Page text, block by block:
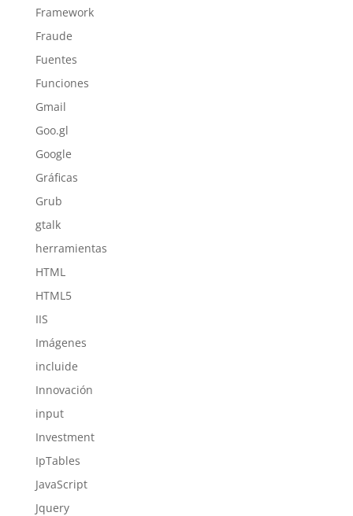
Framework
Fraude
Fuentes
Funciones
Gmail
Goo.gl
Google
Gráficas
Grub
gtalk
herramientas
HTML
HTML5
IIS
Imágenes
incluide
Innovación
input
Investment
IpTables
JavaScript
Jquery